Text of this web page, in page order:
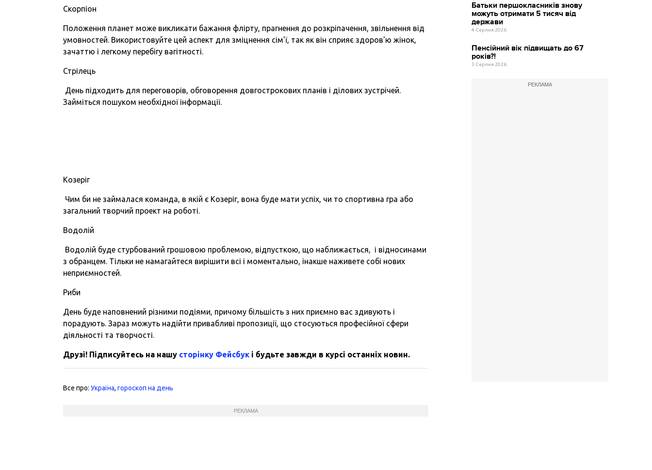
Скорпіон
Положення планет може викликати бажання флірту, прагнення до розкріпачення, звільнення від
умовностей. Використовуйте цей аспект для зміцнення сім'ї, так як він сприяє здоров'ю жінок,
зачаттю і легкому перебігу вагітності.
Стрілець
День підходить для переговорів, обговорення довгострокових планів і ділових зустрічей.
Займіться пошуком необхідної інформації.
Козеріг
Чим би не займалася команда, в якій є Козеріг, вона буде мати успіх, чи то спортивна гра або
загальний творчий проект на роботі.
Водолій
Водолій буде стурбований грошовою проблемою, відпусткою, що наближається, і відносинами
з обранцем. Тільки не намагайтеся вирішити всі і моментально, інакше наживете собі нових
неприємностей.
Риби
День буде наповнений різними подіями, причому більшість з них приємно вас здивують і
порадують. Зараз можуть надійти привабливі пропозиції, що стосуються професійної сфери
діяльності та творчості.
Друзі! Підписуйтесь на нашу сторінку Фейсбук і будьте завжди в курсі останніх новин.
Все про:Україна,гороскоп на день
РЕКЛАМА
Батьки першокласників знову
можуть отримати 5 тисяч від
держави
4 Серпня 2026
Пенсійний вік підвищать до 67
років?!
3 Серпня 2026
РЕКЛАМА